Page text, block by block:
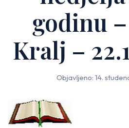
godinu
Kralj –
Objavljeno: 14.